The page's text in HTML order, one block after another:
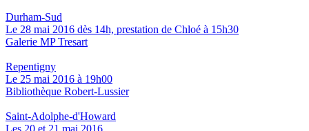
Durham-Sud
Le 28 mai 2016 dès 14h, prestation de Chloé à 15h30
Galerie MP Tresart
Repentigny
Le 25 mai 2016 à 19h00
Bibliothèque Robert-Lussier
Saint-Adolphe-d'Howard
Les 20 et 21 mai 2016